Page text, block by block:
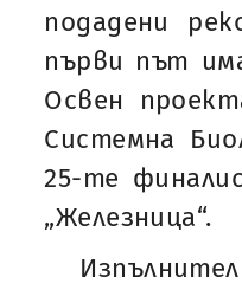
подадени
първи път
Освен
Системна
25-те
„Железница“.